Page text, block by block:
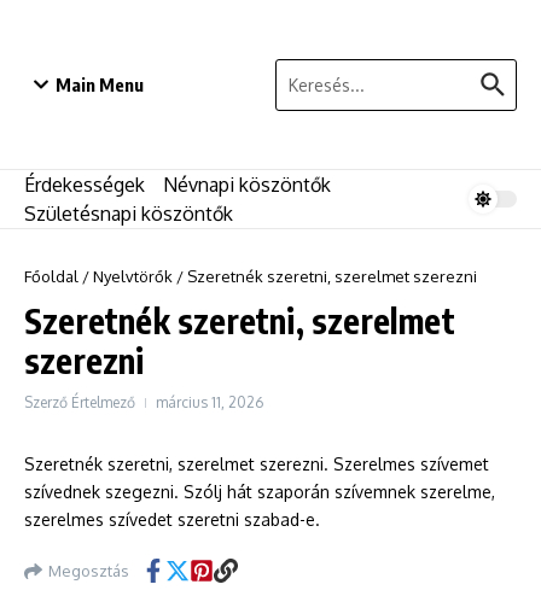
Main Menu
Keresés:
Érdekességek
Névnapi köszöntők
Születésnapi köszöntők
Főoldal /Nyelvtörők / Szeretnék szeretni, szerelmet szerezni
Szeretnék szeretni, szerelmet
szerezni
Szerző Értelmező március 11, 2026
Szeretnék szeretni, szerelmet szerezni. Szerelmes szívemet
szívednek szegezni. Szólj hát szaporán szívemnek szerelme,
szerelmes szívedet szeretni szabad-e.
Megosztás